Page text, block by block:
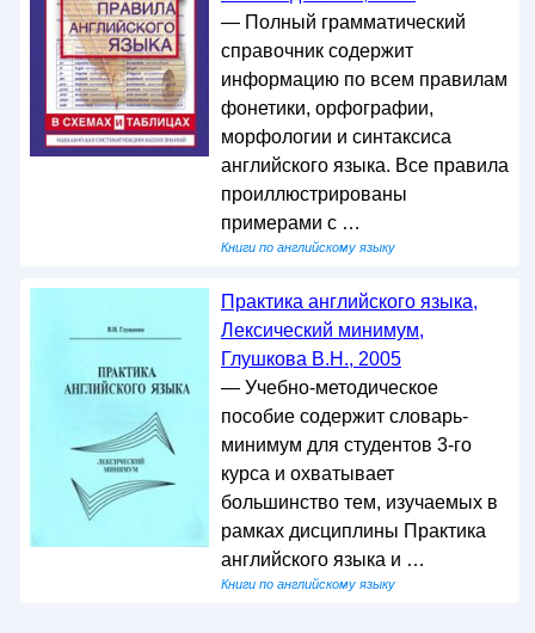
— Полный грамматический
справочник содержит
информацию по всем правилам
фонетики, орфографии,
морфологии и синтаксиса
английского языка. Все правила
проиллюстрированы
примерами с …
Книги по английскому языку
Практика английского языка,
Лексический минимум,
Глушкова В.Н., 2005
— Учебно-методическое
пособие содержит словарь-
минимум для студентов 3-го
курса и охватывает
большинство тем, изучаемых в
рамках дисциплины Практика
английского языка и …
Книги по английскому языку